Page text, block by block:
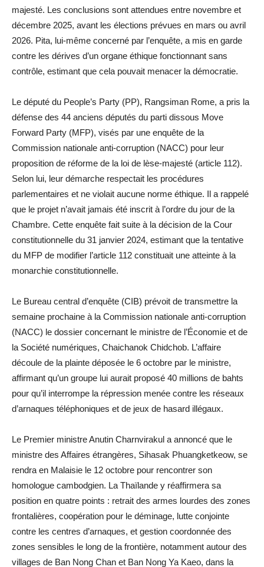
majesté. Les conclusions sont attendues entre novembre et
décembre 2025, avant les élections prévues en mars ou avril
2026. Pita, lui-même concerné par l’enquête, a mis en garde
contre les dérives d’un organe éthique fonctionnant sans
contrôle, estimant que cela pouvait menacer la démocratie.
Le député du People’s Party (PP), Rangsiman Rome, a pris la
défense des 44 anciens députés du parti dissous Move
Forward Party (MFP), visés par une enquête de la
Commission nationale anti-corruption (NACC) pour leur
proposition de réforme de la loi de lèse-majesté (article 112).
Selon lui, leur démarche respectait les procédures
parlementaires et ne violait aucune norme éthique. Il a rappelé
que le projet n’avait jamais été inscrit à l’ordre du jour de la
Chambre. Cette enquête fait suite à la décision de la Cour
constitutionnelle du 31 janvier 2024, estimant que la tentative
du MFP de modifier l’article 112 constituait une atteinte à la
monarchie constitutionnelle.
Le Bureau central d’enquête (CIB) prévoit de transmettre la
semaine prochaine à la Commission nationale anti-corruption
(NACC) le dossier concernant le ministre de l’Économie et de
la Société numériques, Chaichanok Chidchob. L’affaire
découle de la plainte déposée le 6 octobre par le ministre,
affirmant qu’un groupe lui aurait proposé 40 millions de bahts
pour qu’il interrompe la répression menée contre les réseaux
d’arnaques téléphoniques et de jeux de hasard illégaux.
Le Premier ministre Anutin Charnvirakul a annoncé que le
ministre des Affaires étrangères, Sihasak Phuangketkeow, se
rendra en Malaisie le 12 octobre pour rencontrer son
homologue cambodgien. La Thaïlande y réaffirmera sa
position en quatre points : retrait des armes lourdes des zones
frontalières, coopération pour le déminage, lutte conjointe
contre les centres d’arnaques, et gestion coordonnée des
zones sensibles le long de la frontière, notamment autour des
villages de Ban Nong Chan et Ban Nong Ya Kaeo, dans la